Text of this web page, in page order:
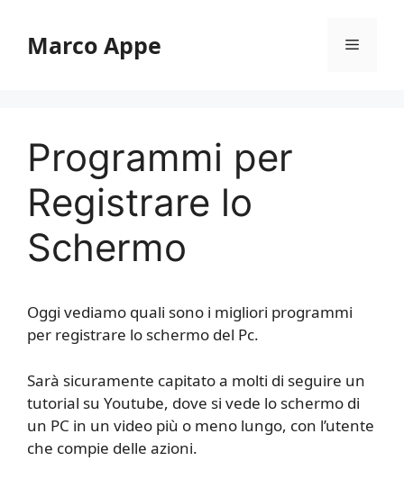
contenuto
Marco Appe Menu
Programmi per
Registrare lo
Schermo
Oggi vediamo quali sono i migliori programmi
per registrare lo schermo del Pc.
Sarà sicuramente capitato a molti di seguire un
tutorial su Youtube, dove si vede lo schermo di
un PC in un video più o meno lungo, con l’utente
che compie delle azioni.